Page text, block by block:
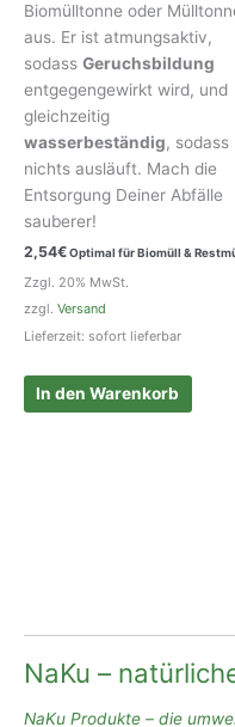
Biomülltonne oder
aus. Er ist atmungsaktiv,
sodass Geruchsbildung
entgegengewirkt wird, und
gleichzeitig
wasserbeständig, sodass
nichts ausläuft. Mach die
Entsorgung Deiner Abfälle
sauberer!
2,54€Optimal für Biomüll &
Zzgl. 20% MwSt.
zzgl. Versand
Lieferzeit: sofort lieferbar
In den Warenkorb
NaKu –
NaKu Produkte – die